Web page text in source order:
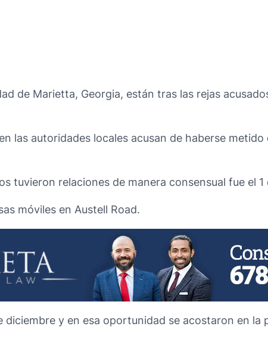
de Marietta, Georgia, están tras las rejas
las autoridades locales acusan de haberse
tuvieron relaciones de manera consensual fue el
móviles en Austell Road.
y en esa oportunidad se acostaron en la